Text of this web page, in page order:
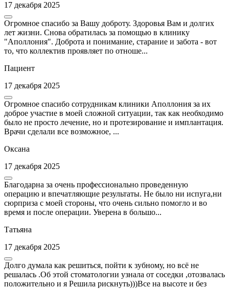
17 декабря 2025
Огромное спасибо за Вашу доброту. Здоровья Вам и долгих
лет жизни. Снова обратилась за помощью в клинику
"Аполлония". Доброта и понимание, старание и забота - вот
то, что коллектив проявляет по отноше...
Пациент
17 декабря 2025
Огромное спасибо сотрудникам клиники Аполлония за их
доброе участие в моей сложной ситуации, так как необходимо
было не просто лечение, но и протезирование и имплантация.
Врачи сделали все возможное, ...
Оксана
17 декабря 2025
Благодарна за очень профессионально проведенную
операцию и впечатляющие результаты. Не было ни испуга,ни
сюрприза с моей стороны, что очень сильно помогло и во
время и после операции. Уверена в большо...
Татьяна
17 декабря 2025
Долго думала как решиться, пойти к зубному, но всё не
решалась .Об этой стоматологии узнала от соседки ,отозвалась
положительно и я Решила рискнуть)))Все на высоте и без